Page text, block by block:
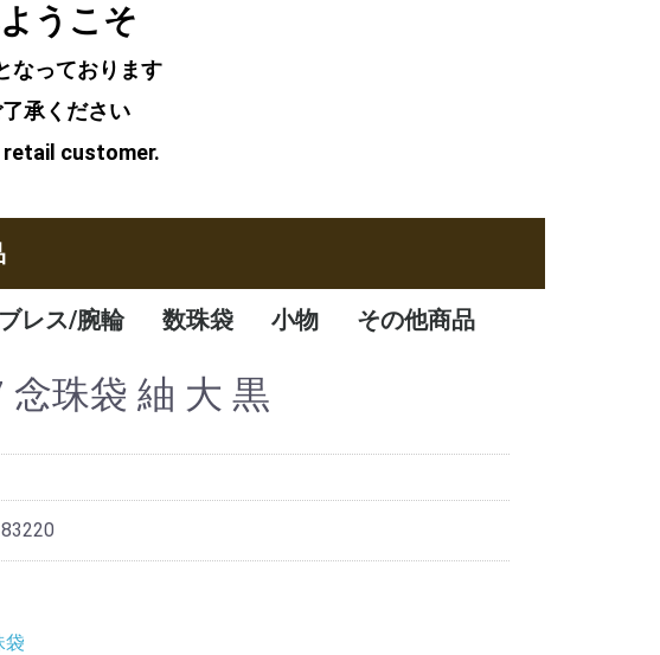
うこそ
なっております
承ください
customer.
ブレス/腕輪
輪
レスレット
数珠袋
数珠袋
ふくさ
小物 その他商品
念珠袋 紬 大 黒
83220
袋